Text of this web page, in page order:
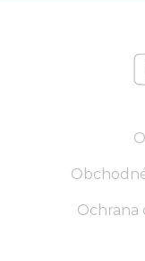
Ochrana